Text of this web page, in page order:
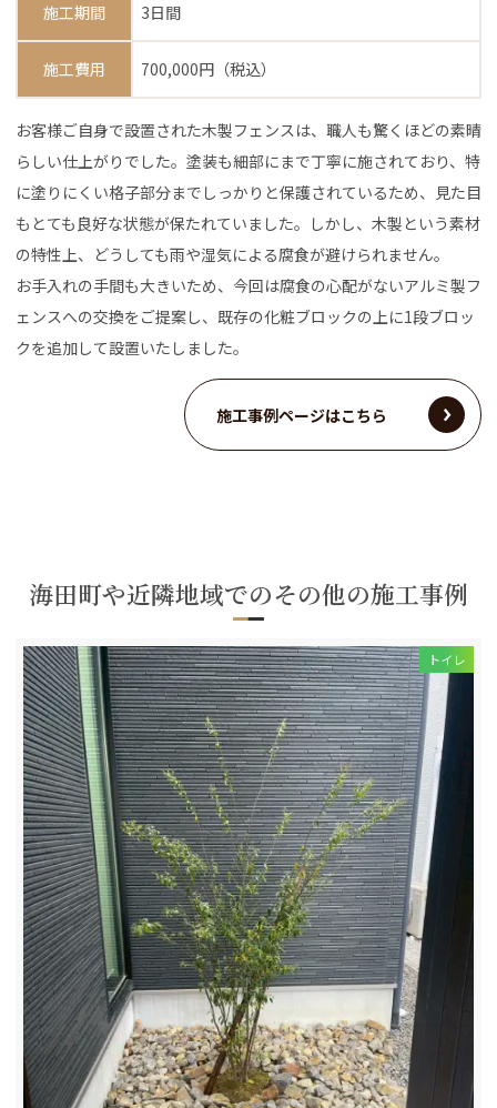
施工期間 3日間
施工費用 700,000円（税込）
お客様ご自身で設置された木製フェンスは、職人も驚くほどの素晴
らしい仕上がりでした。塗装も細部にまで丁寧に施されており、特
に塗りにくい格子部分までしっかりと保護されているため、見た目
もとても良好な状態が保たれていました。しかし、木製という素材
の特性上、どうしても雨や湿気による腐食が避けられません。
お手入れの手間も大きいため、今回は腐食の心配がないアルミ製フ
ェンスへの交換をご提案し、既存の化粧ブロックの上に1段ブロッ
クを追加して設置いたしました。
施工事例ページはこちら
海田町や近隣地域でのその他の施工事例
トイレ